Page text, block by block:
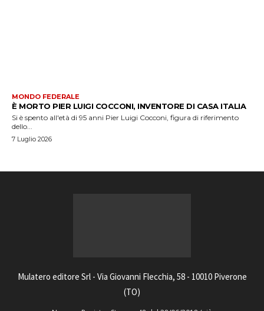
MONDO FEDERALE
È MORTO PIER LUIGI COCCONI, INVENTORE DI CASA ITALIA
Si è spento all'età di 95 anni Pier Luigi Cocconi, figura di riferimento
dello...
7 Luglio 2026
Mulatero editore Srl - Via Giovanni Flecchia, 58 - 10010 Piverone
(TO)